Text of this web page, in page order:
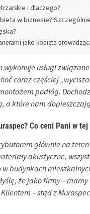
i dlaczego?
w biznesie?
jako kobieta
wykonuje usługi
coraz częściej
podłóg.
a które nam dopieszczają
Co ceni Pani w tej
głównie na
akustyczne,
budynkach
że jako firmy –
– stąd z